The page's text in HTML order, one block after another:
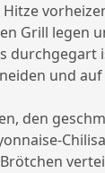
Grill legen
durchgegart
und
den